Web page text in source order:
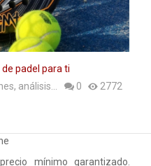
padel para ti
análisis... 0 2772
mínimo garantizado.